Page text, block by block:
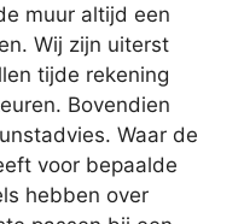
muur altijd een
Wij zijn uiterst
tijde rekening
Bovendien
Waar de
voor bepaalde
hebben over